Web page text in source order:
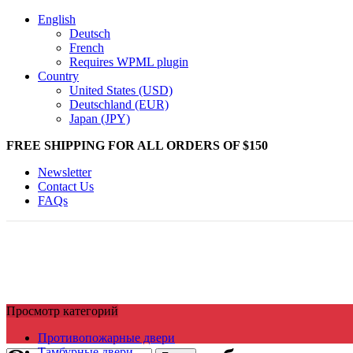
English
Deutsch
French
Requires WPML plugin
Country
United States (USD)
Deutschland (EUR)
Japan (JPY)
FREE SHIPPING FOR ALL ORDERS OF $150
Newsletter
Contact Us
FAQs
Просмотр категорий
Противопожарные двери